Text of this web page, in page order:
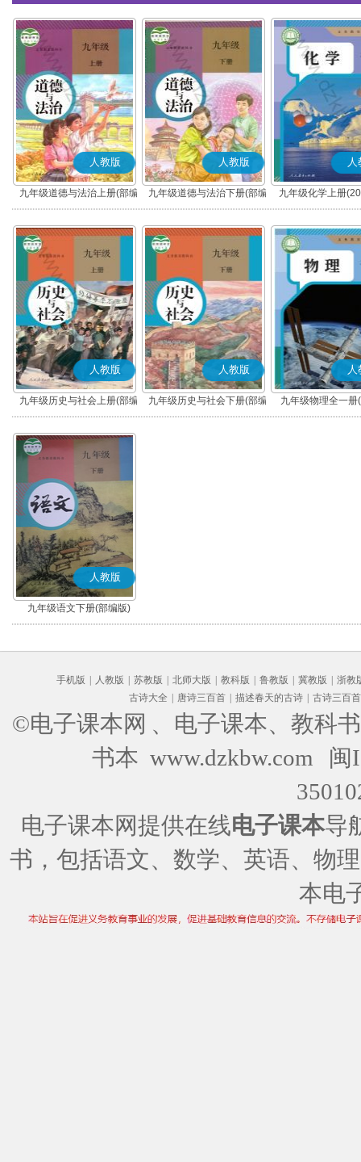
人教版
九年级道德与法治上册(部编
版)
人教版
九年级道德与法治下册(部编
版)
人
九年级化学上册
人教版
九年级历史与社会上册(部编
版)
人教版
九年级历史与社会下册(部编
版)
人
九年级物理全一册
版)
人教版
九年级语文下册(部编版)
手机版 人教版 苏教版 北师大版 教科版 鲁教版 冀教版
浙教
古诗大全
唐诗三百首 描述春天的古诗 古诗三百首
©电子课本网 、电子课本、教科
书本 www.dzkbw.com
闽
电子课本网提供在线电子课本导
书，包括语文、数学、英语、物
本电